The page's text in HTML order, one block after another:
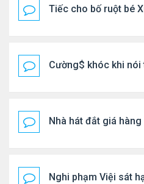
Tiếc cho bố ruột bé
Cường$ khóc khi nói
Nhà hát đắt giá hàng
Nghi phạm Việi sát